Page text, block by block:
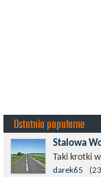
Ostatnio popularne
Stalowa
Taki krotki
której już
darek65